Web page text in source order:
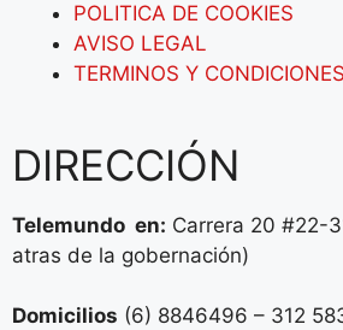
POLITICA DE COOKIES
AVISO LEGAL
TERMINOS Y CONDICIONES
DIRECCIÓN
Telemundo en: Carrera 20 #22-
atras de la gobernación)
Domicilios (6) 8846496 – 312